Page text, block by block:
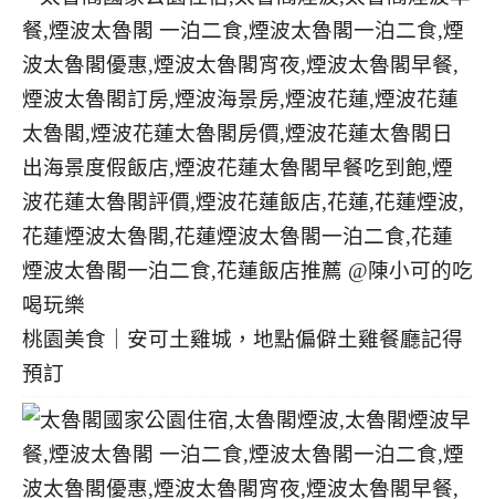
桃園美食｜安可土雞城，地點偏僻土雞餐廳記得
預訂